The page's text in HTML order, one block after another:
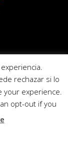
rechazar si lo
experience.
opt-out if you